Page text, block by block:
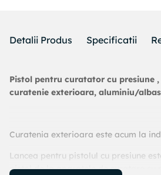
Detalii Produs Specificatii
Pistol pentru curatator cu presiune
curatenie exterioara, aluminiu/
Curatenia exterioara este acum la
Lancea pentru pistolul cu presiune
pistol de la aparatele de curatare cu